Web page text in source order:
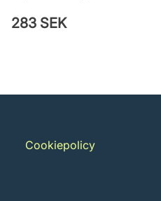
283 SEK
Cookiepolicy